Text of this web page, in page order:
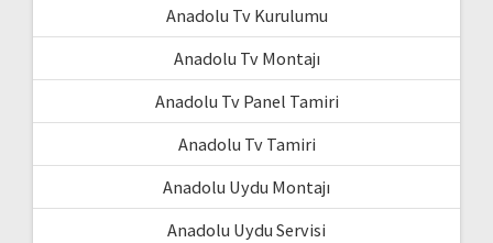
Anadolu Tv Kurulumu
Anadolu Tv Montajı
Anadolu Tv Panel Tamiri
Anadolu Tv Tamiri
Anadolu Uydu Montajı
Anadolu Uydu Servisi